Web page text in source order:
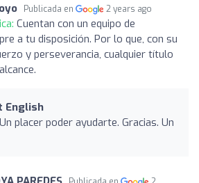
Publicada en 2 years ago
Cuentan con un equipo de
a tu disposición. Por lo que, con su
y perseverancia, cualquier título
English
placer poder ayudarte. Gracias. Un